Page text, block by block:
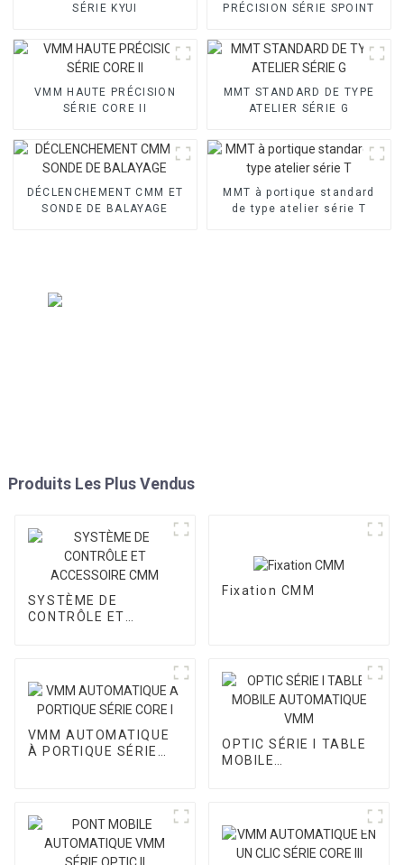
SÉRIE KYUI
PRÉCISION SÉRIE SPOINT
VMM HAUTE PRÉCISION
SÉRIE CORE II
MMT STANDARD DE TYPE
ATELIER SÉRIE G
DÉCLENCHEMENT CMM ET
SONDE DE BALAYAGE
MMT à portique standard
de type atelier série T
Produits Les Plus Vendus
SYSTÈME DE
CONTRÔLE ET
Fixation CMM
VMM AUTOMATIQUE
À PORTIQUE SÉRIE
OPTIC SÉRIE I TABLE
MOBILE